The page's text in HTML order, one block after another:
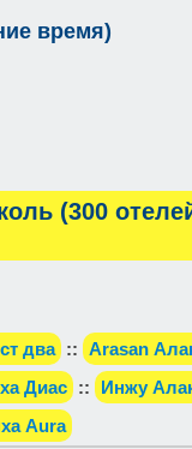
время)
(300
два :: Arasan
Диас :: Инжу
Aura